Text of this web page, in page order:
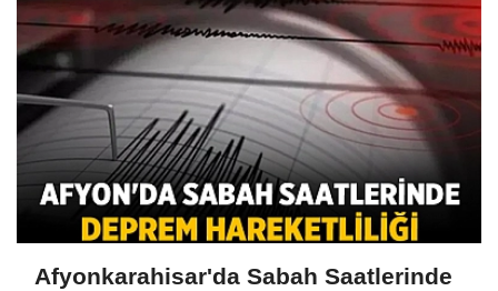
Afyonkarahisar'da Sabah Saatlerinde